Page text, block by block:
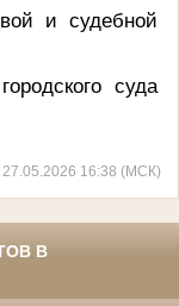
и судебной
суда
27.05.2026 16:38 (МСК)
В